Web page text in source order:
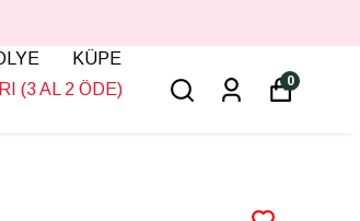
KÜPE
(3 AL 2 ÖDE)
0